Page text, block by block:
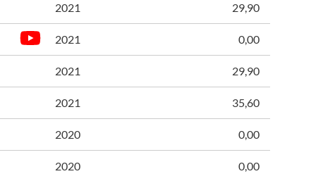
2021 29,90
2021 0,00
2021 29,90
2021 35,60
2020 0,00
2020 0,00